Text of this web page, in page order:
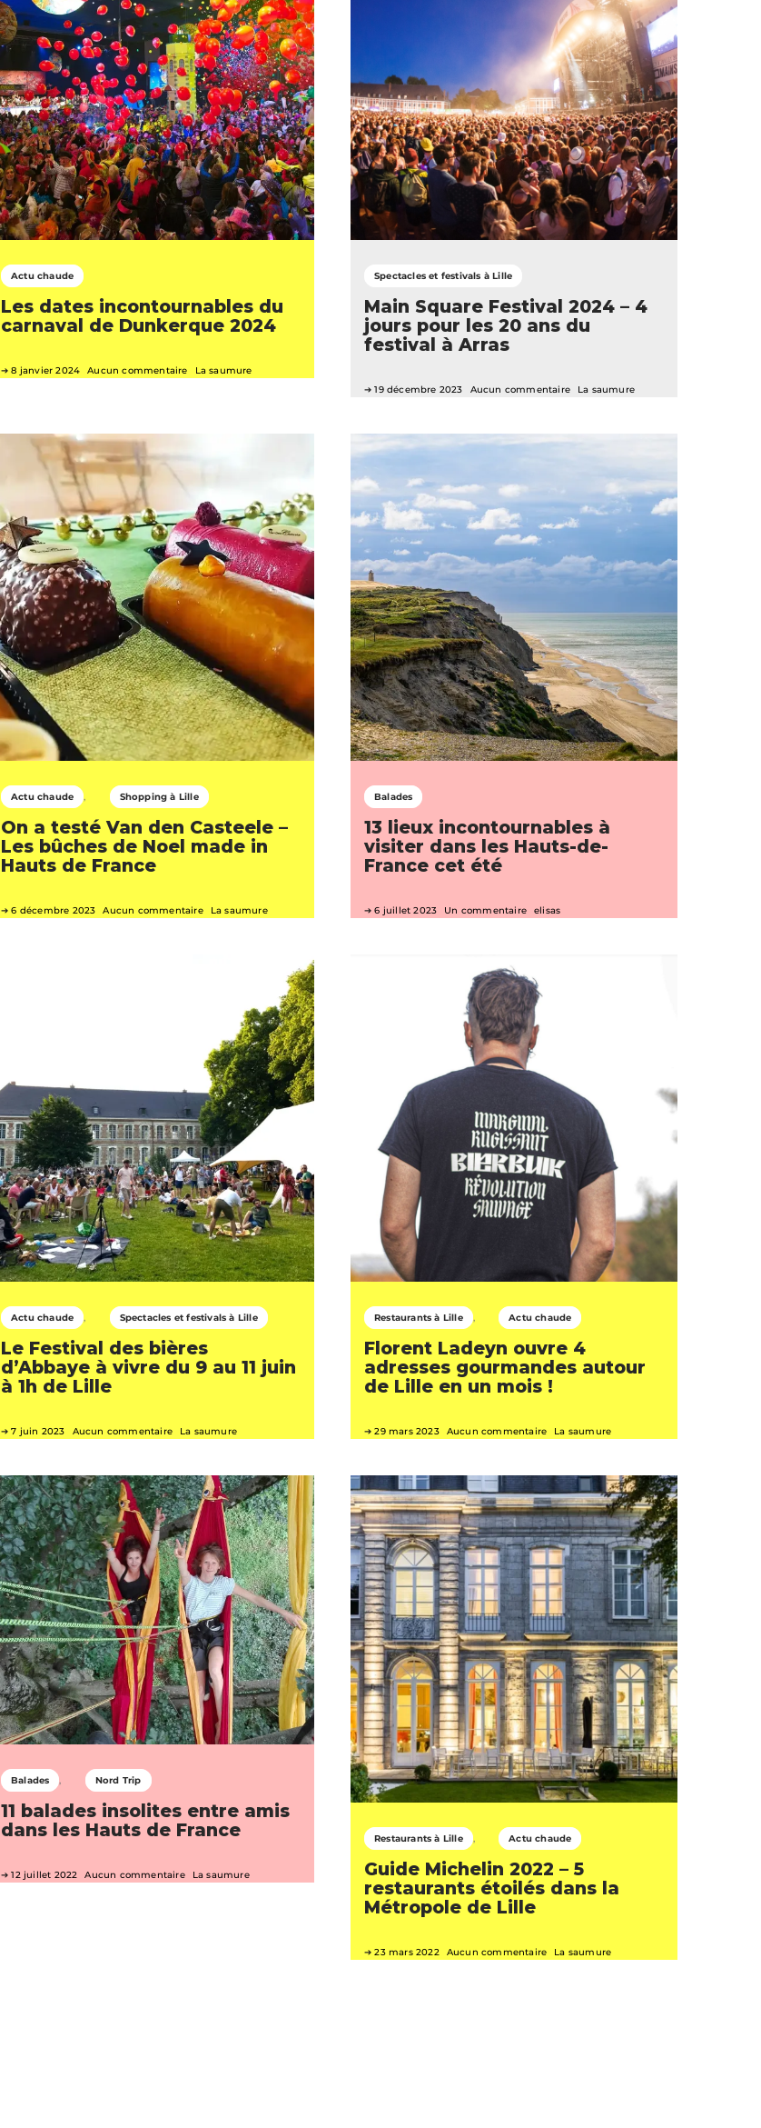
Actu chaude
Les dates incontournables du
carnaval de Dunkerque 2024
8 janvier 2024 Aucun commentaire La saumure
Spectacles et festivals à Lille
Main Square Festival 2024 – 4
jours pour les 20 ans du
festival à Arras
19 décembre 2023 Aucun commentaire La saumure
Actu chaude Shopping à Lille
On a testé Van den Casteele –
Les bûches de Noel made in
Hauts de France
6 décembre 2023 Aucun commentaire La saumure
Balades
13 lieux incontournables à
visiter dans les Hauts-de-
France cet été
6 juillet 2023 Un commentaire elisas
Actu chaude Spectacles et festivals à Lille
Le Festival des bières
d’Abbaye à vivre du 9 au 11 juin
à 1h de Lille
7 juin 2023 Aucun commentaire La saumure
Restaurants à Lille Actu chaude
Florent Ladeyn ouvre 4
adresses gourmandes autour
de Lille en un mois !
29 mars 2023 Aucun commentaire La saumure
Balades Nord Trip
11 balades insolites entre amis
dans les Hauts de France
12 juillet 2022 Aucun commentaire La saumure
Restaurants à Lille Actu chaude
Guide Michelin 2022 – 5
restaurants étoilés dans la
Métropole de Lille
23 mars 2022 Aucun commentaire La saumure